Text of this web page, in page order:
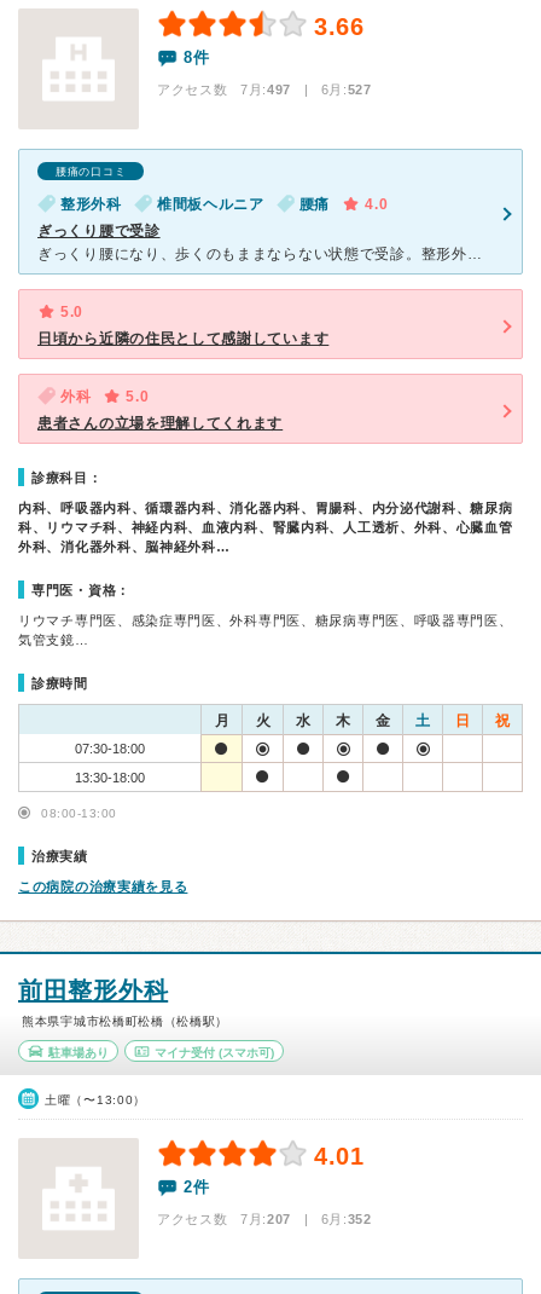
3.66
8件
アクセス数 7月:497 | 6月:527
腰痛の口コミ
整形外科 椎間板ヘルニア 腰痛
4.0
ぎっくり腰で受診
ぎっくり腰になり、歩くのもままならない状態で受診。整形外科は患者がとても多く、初診だとかねり待たされる。問診のあと、レントゲン。固定ベルトと痛みどめの処方。レントゲン室まで歩くのも困難、ベッドに上がる
5.0
日頃から近隣の住民として感謝しています
外科
5.0
患者さんの立場を理解してくれます
診療科目：
内科、呼吸器内科、循環器内科、消化器内科、胃腸科、内分泌代謝科、糖尿病
科、リウマチ科、神経内科、血液内科、腎臓内科、人工透析、外科、心臓血管
外科、消化器外科、脳神経外科…
専門医・資格：
リウマチ専門医、感染症専門医、外科専門医、糖尿病専門医、呼吸器専門医、
気管支鏡…
診療時間
月 火 水 木 金 土 日 祝
07:30-18:00
13:30-18:00
08:00-13:00
治療実績
この病院の治療実績を見る
前田整形外科
熊本県宇城市松橋町松橋（松橋駅）
駐車場あり マイナ受付(スマホ可)
土曜（〜13:00）
4.01
2件
アクセス数 7月:207 | 6月:352